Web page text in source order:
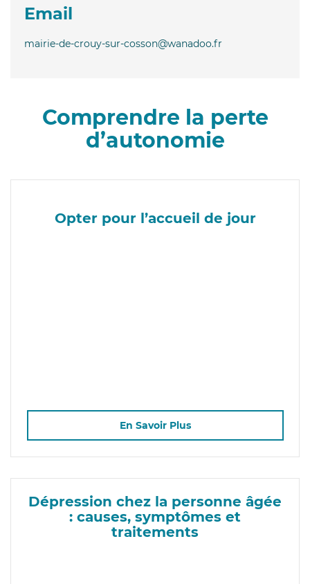
Email
mairie-de-crouy-sur-cosson@wanadoo.fr
Comprendre la perte
d’autonomie
Opter pour l’accueil de jour
En Savoir Plus
Dépression chez la personne âgée
: causes, symptômes et
traitements